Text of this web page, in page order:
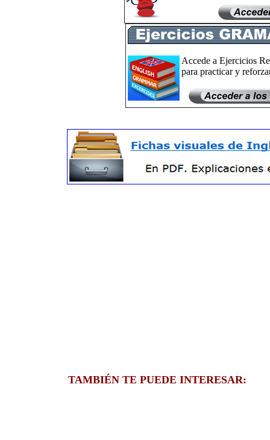
Accede a Ejercicios
para practicar y
TAMBIÉN TE PUEDE INTERESAR: